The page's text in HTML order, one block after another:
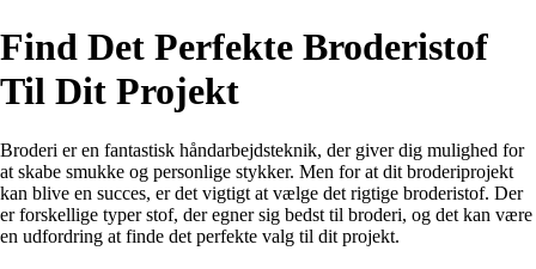
Find Det Perfekte Broderistof
Til Dit Projekt
Broderi er en fantastisk håndarbejdsteknik, der giver dig mulighed for
at skabe smukke og personlige stykker. Men for at dit broderiprojekt
kan blive en succes, er det vigtigt at vælge det rigtige broderistof. Der
er forskellige typer stof, der egner sig bedst til broderi, og det kan være
en udfordring at finde det perfekte valg til dit projekt.